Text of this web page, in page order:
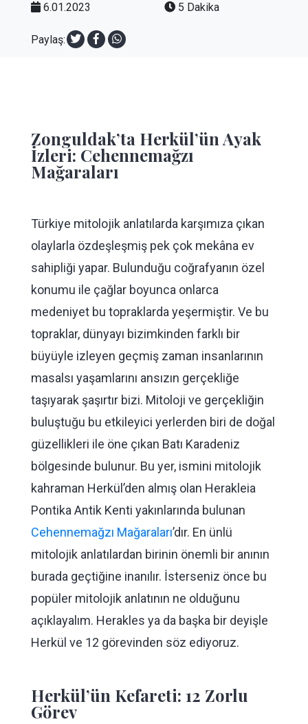
6.01.2023 5 Dakika
Paylaş:
Zonguldak’ta Herkül’ün Ayak
İzleri: Cehennemağzı
Mağaraları
Türkiye mitolojik anlatılarda karşımıza çıkan
olaylarla özdeşleşmiş pek çok mekâna ev
sahipliği yapar. Bulunduğu coğrafyanın özel
konumu ile çağlar boyunca onlarca
medeniyet bu topraklarda yeşermiştir. Ve bu
topraklar, dünyayı bizimkinden farklı bir
büyüyle izleyen geçmiş zaman insanlarının
masalsı yaşamlarını ansızın gerçekliğe
taşıyarak şaşırtır bizi. Mitoloji ve gerçekliğin
buluştuğu bu etkileyici yerlerden biri de doğal
güzellikleri ile öne çıkan Batı Karadeniz
bölgesinde bulunur. Bu yer, ismini mitolojik
kahraman Herkül’den almış olan Herakleia
Pontika Antik Kenti yakınlarında bulunan
Cehennemağzı Mağaraları’dır. En ünlü
mitolojik anlatılardan birinin önemli bir anının
burada geçtiğine inanılır. İsterseniz önce bu
popüler mitolojik anlatının ne olduğunu
açıklayalım. Herakles ya da başka bir deyişle
Herkül ve 12 görevinden söz ediyoruz.
Herkül’ün Kefareti: 12 Zorlu
Görev